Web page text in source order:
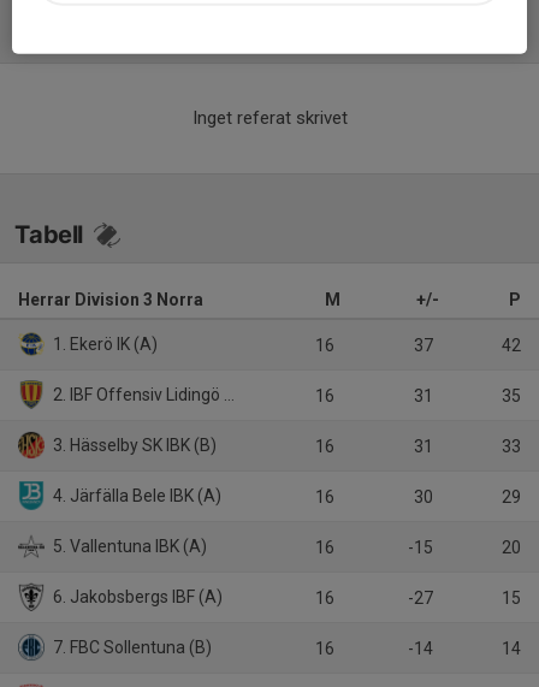
Inget referat skrivet
Tabell
Herrar Division 3 Norra M +/- P
1. Ekerö IK (A) 16 37 42
2. IBF Offensiv Lidingö (A) 16 31 35
3. Hässelby SK IBK (B) 16 31 33
4. Järfälla Bele IBK (A) 16 30 29
5. Vallentuna IBK (A) 16 -15 20
6. Jakobsbergs IBF (A) 16 -27 15
7. FBC Sollentuna (B) 16 -14 14